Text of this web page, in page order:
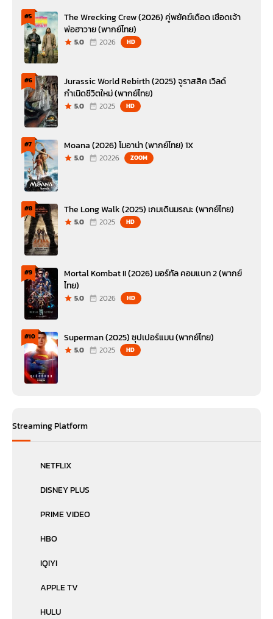
#5
The Wrecking Crew (2026) คู่พยัคฆ์เดือด เชือดเจ้า
พ่อฮาวาย (พากย์ไทย)
5.0 2026 HD
#6
Jurassic World Rebirth (2025) จูราสสิค เวิลด์
กำเนิดชีวิตใหม่ (พากย์ไทย)
5.0 2025 HD
#7 Moana (2026) โมอาน่า (พากย์ไทย) 1X
5.0 20226 ZOOM
#8 The Long Walk (2025) เกมเดินมรณะ (พากย์ไทย)
5.0 2025 HD
#9
Mortal Kombat II (2026) มอร์ทัล คอมแบท 2 (พากย์
ไทย)
5.0 2026 HD
#10 Superman (2025) ซุปเปอร์แมน (พากย์ไทย)
5.0 2025 HD
Streaming Platform
NETFLIX
DISNEY PLUS
PRIME VIDEO
HBO
IQIYI
APPLE TV
HULU